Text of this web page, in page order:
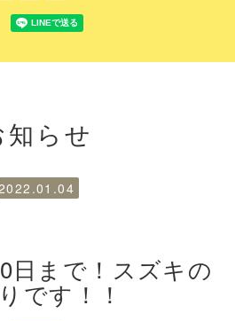
知らせ
日まで！スズキの
です！！